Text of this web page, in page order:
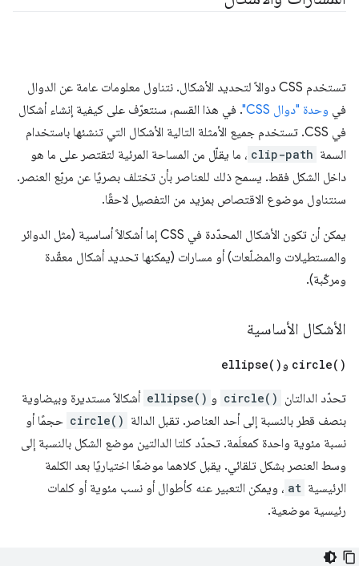
تستخدم CSS دوالاً لتحديد الأشكال. نتناول معلومات عامة عن الدوال
في وحدة "دوال CSS"
. في هذا القسم، سنتعرّف على كيفية إنشاء أشكال
في CSS. تستخدم جميع الأمثلة التالية الأشكال التي تنشئها باستخدام
السمة clip-path ، ما يقلّل من المساحة المرئية لتقتصر على ما هو
داخل الشكل فقط. يسمح ذلك للعناصر بأن تختلف بصريًا عن مربّع العنصر.
سنتناول موضوع الاقتصاص بمزيد من التفصيل لاحقًا.
يمكن أن تكون الأشكال المحدّدة في CSS إما أشكالاً أساسية (مثل الدوائر
والمستطيلات والمضلّعات) أو مسارات (يمكنها تحديد أشكال معقّدة
ومركّبة).
الأشكال الأساسية
circle( ) و ellipse( )
تحدّد الدالتان circle() و ellipse() أشكالاً مستديرة وبيضاوية
بنصف قطر بالنسبة إلى أحد العناصر. تقبل الدالة circle() حجمًا أو
نسبة مئوية واحدة كمعلَمة. تحدّد كلتا الدالتين موضع الشكل بالنسبة إلى
وسط العنصر بشكل تلقائي. يقبل كلاهما موضعًا اختياريًا بعد الكلمة
الرئيسية at ، ويمكن التعبير عنه كأطوال أو نسب مئوية أو كلمات
رئيسية موضعية.